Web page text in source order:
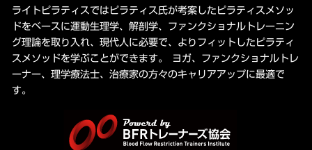
ライトピラティスではピラティス氏が考案したピラティスメソッ
ドをベースに運動生理学、解剖学、ファンクショナルトレーニン
グ理論を取り入れ、現代人に必要で、よりフィットしたピラティ
スメソッドを学ぶことができます。 ヨガ、ファンクショナルトレ
ーナー、理学療法士、治療家の方々のキャリアアップに最適で
す。